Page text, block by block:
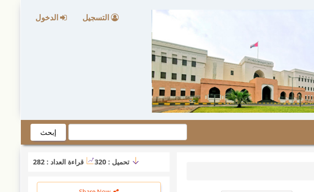
التسجيل الدخول
إبحث
قراءة العداد : 282 تحميل : 320